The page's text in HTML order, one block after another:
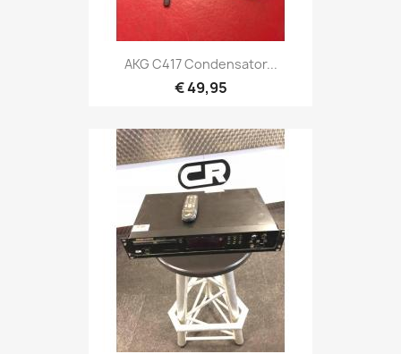
Snel bekijken
AKG C417 Condensator...
€ 49,95